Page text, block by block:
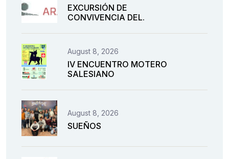
EXCURSIÓN DE
CONVIVENCIA DEL.
August 8, 2026
IV ENCUENTRO MOTERO
SALESIANO
August 8, 2026
SUEÑOS